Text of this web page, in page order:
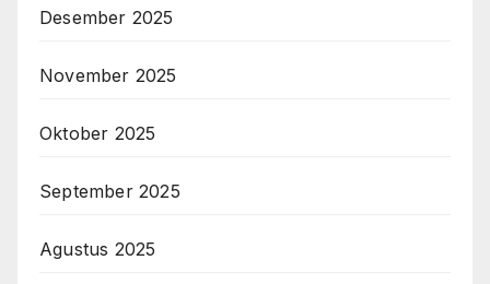
Desember 2025
November 2025
Oktober 2025
September 2025
Agustus 2025